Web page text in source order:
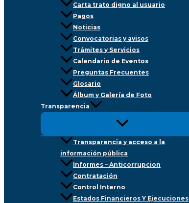
Carta trato digno al usuario
Pagos
Noticias
Convocatorias y avisos
Trámites y Servicios
Calendario de Eventos
Preguntas Frecuentes
Glosario
Álbum y Galería de Foto
Transparencia
Transparencia y acceso a la
información pública
Informes – Anticorrupcion
Contratación
Control Interno
Estados Financieros Y Ejecuciones